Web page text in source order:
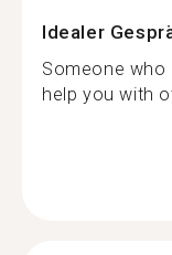
Idealer
Someone who
help you with